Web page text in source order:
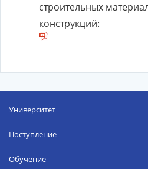
строительных
конструкций:
Университет
Поступление
Обучение